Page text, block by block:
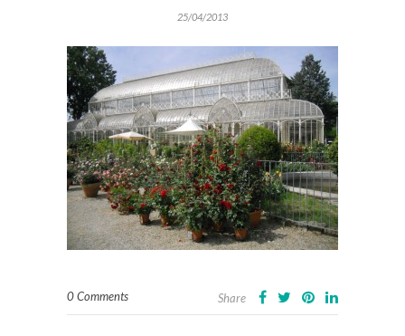
25/04/2013
0 Comments Share